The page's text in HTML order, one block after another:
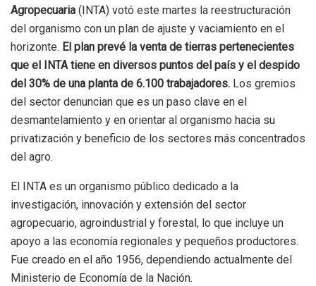
Agropecuaria (INTA) votó este martes la reestructuración
del organismo con un plan de ajuste y vaciamiento en el
horizonte. El plan prevé la venta de tierras pertenecientes
que el INTA tiene en diversos puntos del país y el despido
del 30% de una planta de 6.100 trabajadores. Los gremios
del sector denuncian que es un paso clave en el
desmantelamiento y en orientar al organismo hacia su
privatización y beneficio de los sectores más concentrados
del agro.
El INTA es un organismo público dedicado a la
investigación, innovación y extensión del sector
agropecuario, agroindustrial y forestal, lo que incluye un
apoyo a las economía regionales y pequeños productores.
Fue creado en el año 1956, dependiendo actualmente del
Ministerio de Economía de la Nación.